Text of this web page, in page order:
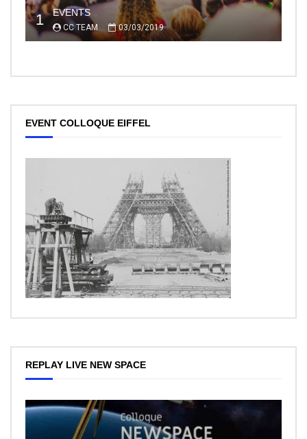
1 EVENTS
CC TEAM 03/03/2019
EVENT COLLOQUE EIFFEL
REPLAY LIVE NEW SPACE